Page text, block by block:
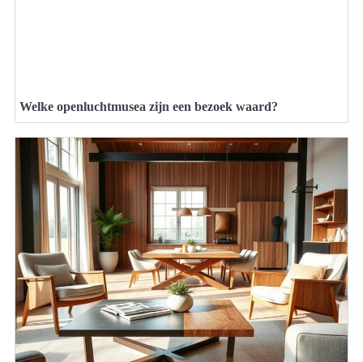
Welke openluchtmusea zijn een bezoek waard?